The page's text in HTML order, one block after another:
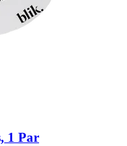
1 Par